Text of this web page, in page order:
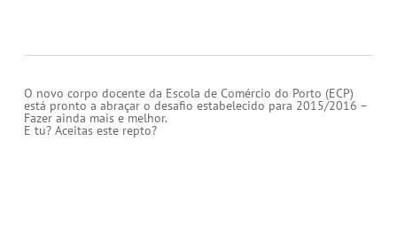
O novo corpo docente da Escola de Comércio do Porto (ECP)
está pronto a abraçar o desafio estabelecido para 2015/2016 –
Fazer ainda mais e melhor.
E tu? Aceitas este repto?